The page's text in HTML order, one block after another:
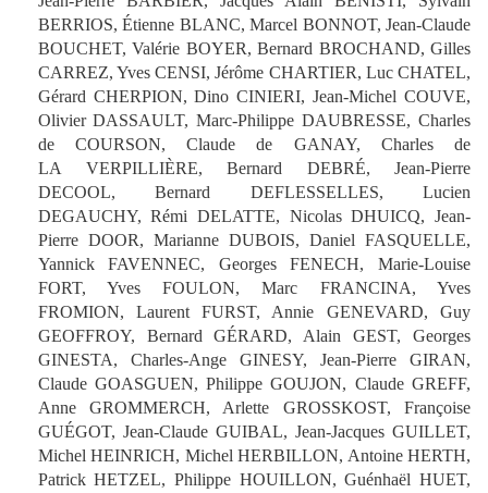
BERRIOS, Étienne BLANC, Marcel BONNOT, Jean-Claude
BOUCHET, Valérie BOYER, Bernard BROCHAND, Gilles
CARREZ, Yves CENSI, Jérôme CHARTIER, Luc CHATEL,
Gérard CHERPION, Dino CINIERI, Jean-Michel COUVE,
Olivier DASSAULT, Marc-Philippe DAUBRESSE, Charles
de COURSON, Claude de GANAY, Charles de
LA VERPILLIÈRE, Bernard DEBRÉ, Jean-Pierre
DECOOL, Bernard DEFLESSELLES, Lucien
DEGAUCHY, Rémi DELATTE, Nicolas DHUICQ, Jean-
Pierre DOOR, Marianne DUBOIS, Daniel FASQUELLE,
Yannick FAVENNEC, Georges FENECH, Marie-Louise
FORT, Yves FOULON, Marc FRANCINA, Yves
FROMION, Laurent FURST, Annie GENEVARD, Guy
GEOFFROY, Bernard GÉRARD, Alain GEST, Georges
GINESTA, Charles-Ange GINESY, Jean-Pierre GIRAN,
Claude GOASGUEN, Philippe GOUJON, Claude GREFF,
Anne GROMMERCH, Arlette GROSSKOST, Françoise
GUÉGOT, Jean-Claude GUIBAL, Jean-Jacques GUILLET,
Michel HEINRICH, Michel HERBILLON, Antoine HERTH,
Patrick HETZEL, Philippe HOUILLON, Guénhaël HUET,